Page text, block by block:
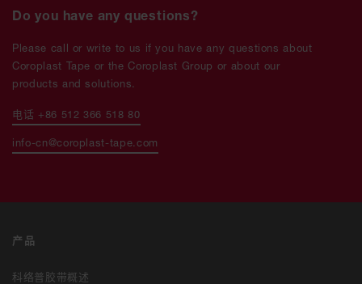
产品
科络普胶带概述
Do you have any questions?
Please call or write to us if you have any questions about
Coroplast Tape or the Coroplast Group or about our
products and solutions.
电话 +86 512 366 518 80
info-cn@coroplast-tape.com